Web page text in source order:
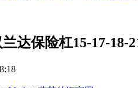
达保险杠15-17-18-